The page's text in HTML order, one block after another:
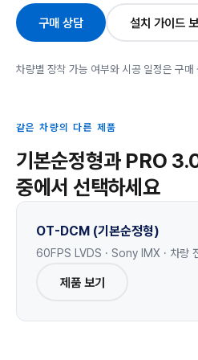
구매 상담 설치 가이드
차량별 장착 가능 여부와 시공 일정은 구매
같은 차량의 다른 제품
기본순정형과 PRO
중에서 선택하세요
OT-DCM (기본순정형)
60FPS LVDS · Sony IMX · 차량
제품 보기